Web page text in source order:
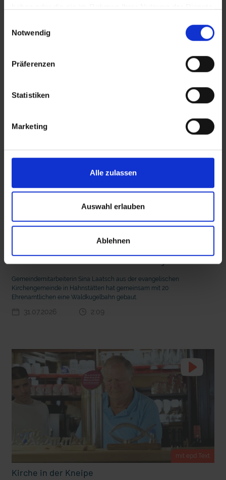
Notwendig
Präferenzen
Statistiken
Marketing
Alle zulassen
Auswahl erlauben
Ablehnen
Ernstfall Nachhaltige Geldanlage: Rendite mit gutem Gewissen?
Nachhaltige Geldanlage: Rendite mit gutem Gewissen?
SRT-Untertitel
Diese Beiträge könnten Sie auch
Gemeindemitarbeiterin Sina Laatsch aus der evangelischen
Kirchengemeinde in Hahnstätten hat gemeinsam mit 20
Ehrenamtlichen eine Waldkugelbahn gebaut.
31.07.2026 2:09
mit epd Text
Kirche in der Kneipe